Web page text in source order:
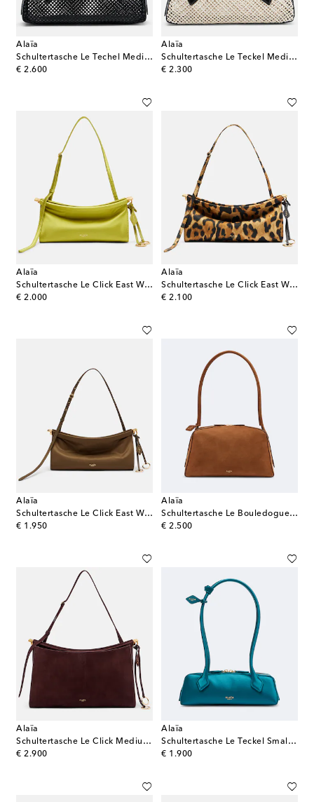
Alaïa
Schultertasche Le Techel Medium
€ 2.600
original price
Alaïa
Schultertasche Le Teckel Medium
€ 2.300
original price
Alaïa
Schultertasche Le Click East West Small aus Satin
€ 2.000
original price
Alaïa
Schultertasche Le Click East West Medium
€ 2.100
original price
Alaïa
Schultertasche Le Click East West Medium
€ 1.950
original price
Alaïa
Schultertasche Le Bouledogue aus Leder
€ 2.500
original price
Alaïa
Schultertasche Le Click Medium aus Leder
€ 2.900
original price
Alaïa
Schultertasche Le Teckel Small aus Satin
€ 1.900
original price